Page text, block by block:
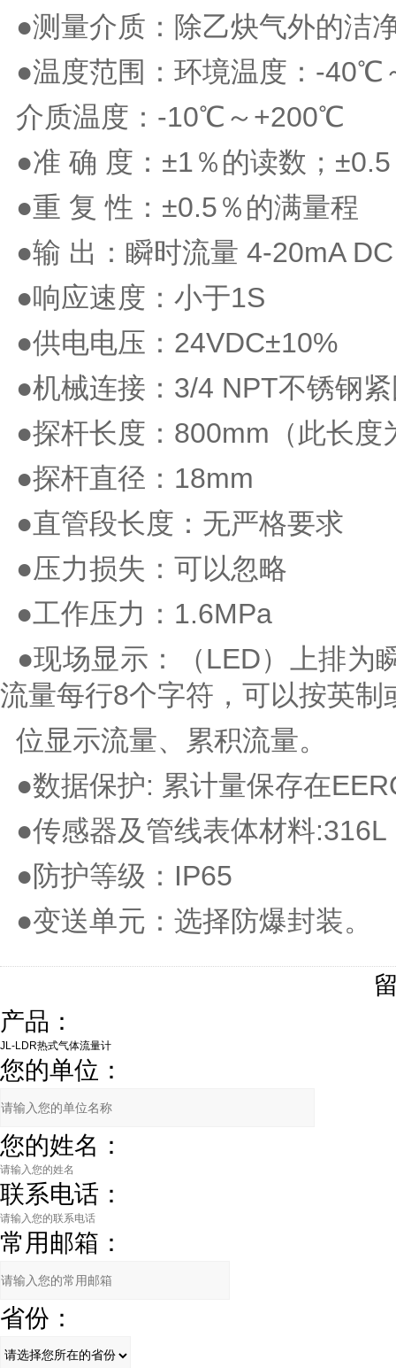
●测量介质：除乙炔气外的洁
●温度范围：环境温度：-
介质温度：-10℃～+200℃
●准 确 度：±1％的读数；
●重 复 性：±0.5％的满量程
●输 出：瞬时流量 4-20mA
●响应速度：小于1S
●供电电压：24VDC±10%
●机械连接：3/4 NPT不锈钢
●探杆长度：800mm（此长度
●探杆直径：18mm
●直管段长度：无严格要求
●压力损失：可以忽略
●工作压力：1.6MPa
●现场显示：（LED）上排为
流量每行8个字符，可以按英制
位显示流量、累积流量。
●数据保护: 累计量保存在
●传感器及管线表体材料
●防护等级：IP65
●变送单元：选择防爆封装。
产品：
您的单位：
您的姓名：
联系电话：
常用邮箱：
省份：